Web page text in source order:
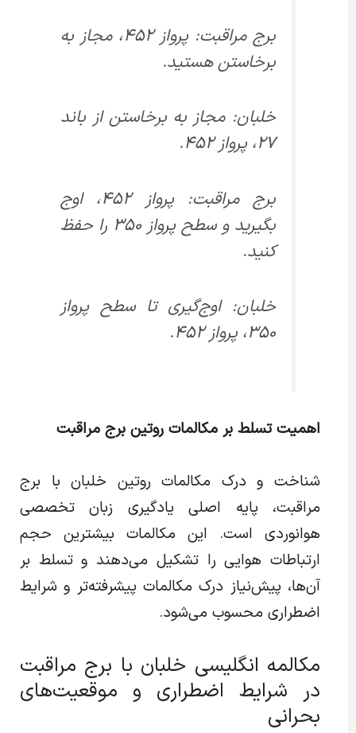
برج مراقبت: پرواز ۴۵۲، مجاز به
برخاستن هستید.
خلبان: مجاز به برخاستن از باند
۲۷، پرواز ۴۵۲.
برج مراقبت: پرواز ۴۵۲، اوج
بگیرید و سطح پرواز ۳۵۰ را حفظ
کنید.
خلبان: اوج‌گیری تا سطح پرواز
۳۵۰، پرواز ۴۵۲.
اهمیت تسلط بر مکالمات روتین برج مراقبت
شناخت و درک مکالمات روتین خلبان با برج
مراقبت، پایه اصلی یادگیری زبان تخصصی
هوانوردی است. این مکالمات بیشترین حجم
ارتباطات هوایی را تشکیل می‌دهند و تسلط بر
آن‌ها، پیش‌نیاز درک مکالمات پیشرفته‌تر و شرایط
اضطراری محسوب می‌شود.
مکالمه انگلیسی خلبان با برج مراقبت
در شرایط اضطراری و موقعیت‌های
بحرانی